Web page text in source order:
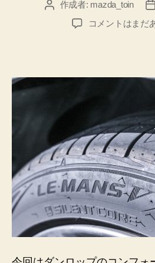
投 作成者: mazda_toin
投
稿
ダ
V
約
3
万
km
走
行
レ
ビ
ー
コメントはまだ